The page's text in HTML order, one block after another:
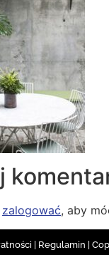
zalogować, aby
Regulamin |